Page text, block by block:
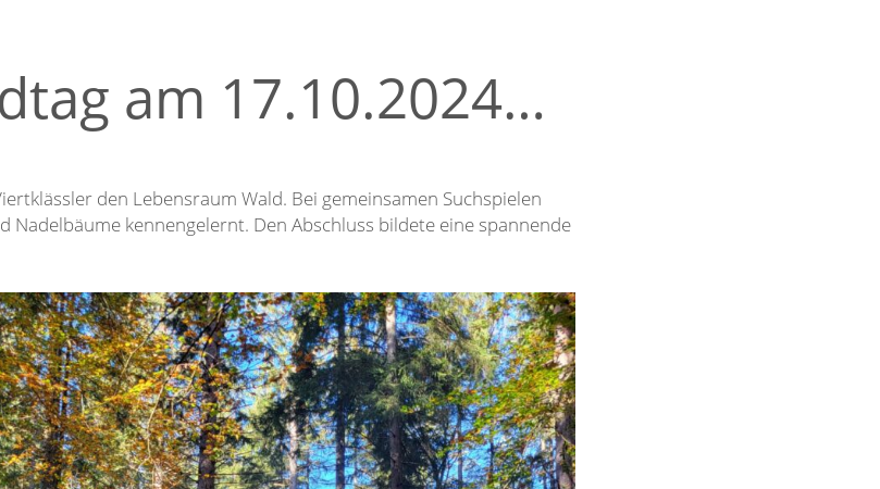
am 17.10.2024…
den Lebensraum Wald. Bei gemeinsamen Suchspielen
Nadelbäume kennengelernt. Den Abschluss bildete eine spannende